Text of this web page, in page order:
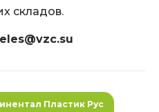
складов.
Пластик Рус